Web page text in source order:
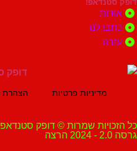
לנו
מדיניות פרטיות הצהרת נגישות
שמרות © דופק סטנדאפ ובידור 2014-2024.